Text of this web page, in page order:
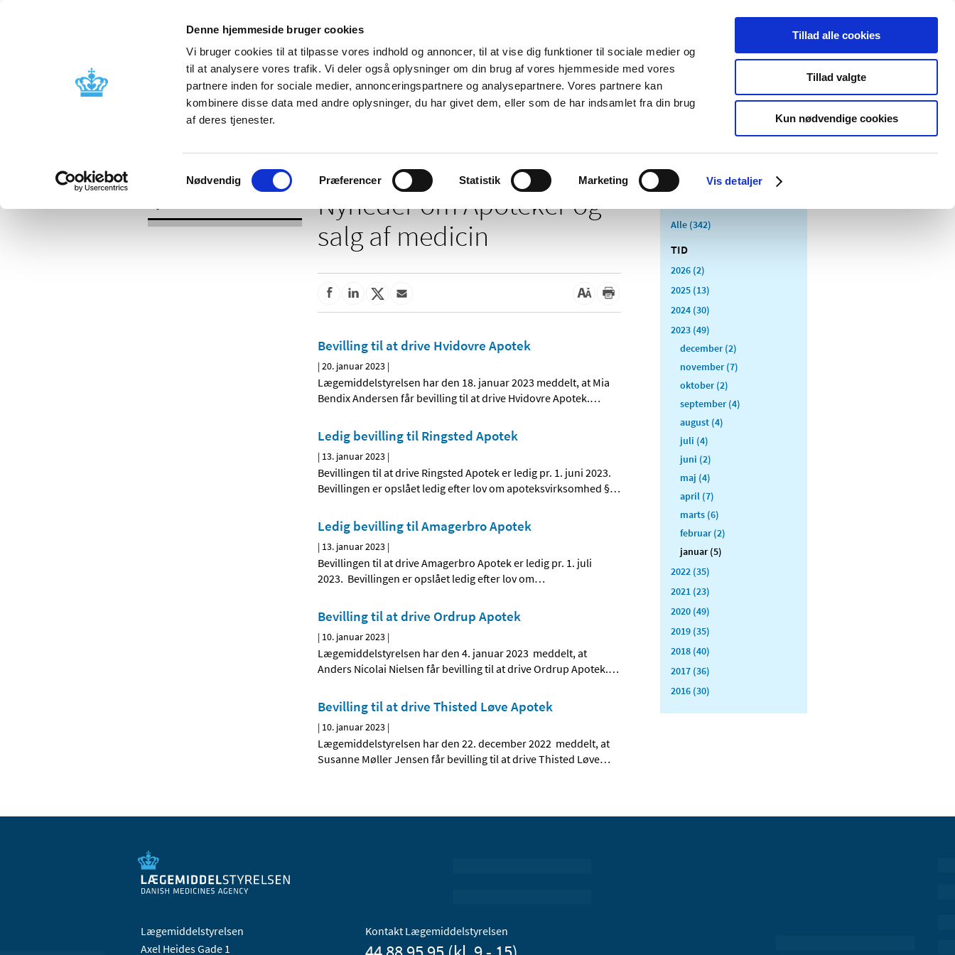
Denne hjemmeside bruger cookies
Vi bruger cookies til at tilpasse vores indhold og annoncer, til at vise dig funktioner til sociale medier og
til at analysere vores trafik. Vi deler også oplysninger om din brug af vores hjemmeside med vores
partnere inden for sociale medier, annonceringspartnere og analysepartnere. Vores partnere kan
kombinere disse data med andre oplysninger, du har givet dem, eller som de har indsamlet fra din brug
af deres tjenester.
Samtykkevalg
Nødvendig Præferencer Statistik Marketing Vis detaljer
Tillad alle cookies
Tillad valgte
Kun nødvendige cookies
Nyheder Om os Kontakt Udgivelser
Godkendelse og
Bivirkninger og
produktinformation
Tilskud og
Apoteker og salg af
Medicinsk
Særlige
produktområder
Nyheder om Apoteker og
salg af medicin
Bevilling til at drive Hvidovre Apotek
|20. januar 2023 |
Lægemiddelstyrelsen har den 18. januar 2023 meddelt, at Mia
Bendix Andersen får bevilling til at drive Hvidovre Apotek.…
Ledig bevilling til Ringsted Apotek
| 13. januar 2023 |
Bevillingen til at drive Ringsted Apotek er ledig pr. 1. juni 2023.
Bevillingen er opslået ledig efter lov om apoteksvirksomhed §…
Ledig bevilling til Amagerbro Apotek
| 13. januar 2023 |
Bevillingen til at drive Amagerbro Apotek er ledig pr. 1. juli
2023. Bevillingen er opslået ledig efter lov om…
Bevilling til at drive Ordrup Apotek
| 10. januar 2023 |
Lægemiddelstyrelsen har den 4. januar 2023 meddelt, at
Anders Nicolai Nielsen får bevilling til at drive Ordrup Apotek.…
Bevilling til at drive Thisted Løve Apotek
| 10. januar 2023 |
Lægemiddelstyrelsen har den 22. december 2022 meddelt, at
Susanne Møller Jensen får bevilling til at drive Thisted Løve…
Alle (342)
TID
2026 (2)
2025 (13)
2024 (30)
2023 (49)
december (2)
november (7)
oktober (2)
september (4)
august (4)
juli (4)
juni (2)
maj (4)
april (7)
marts (6)
februar (2)
januar (5)
2022 (35)
2021 (23)
2020 (49)
2019 (35)
2018 (40)
2017 (36)
2016 (30)
Lægemiddelstyrelsen
Axel Heides Gade 1
Kontakt Lægemiddelstyrelsen